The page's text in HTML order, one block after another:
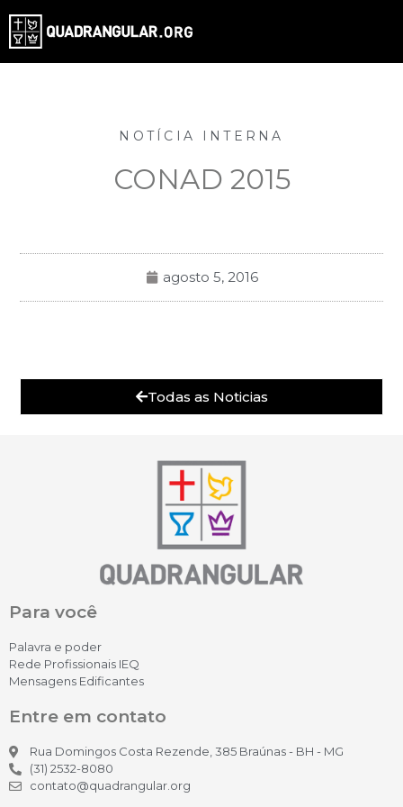
NOTÍCIA INTERNA
CONAD 2015
agosto 5, 2016
Todas as Noticias
Para você
Palavra e poder
Rede Profissionais IEQ
Mensagens Edificantes
Entre em contato
Rua Domingos Costa Rezende, 385 Braúnas - BH - MG
(31) 2532-8080
contato@quadrangular.org